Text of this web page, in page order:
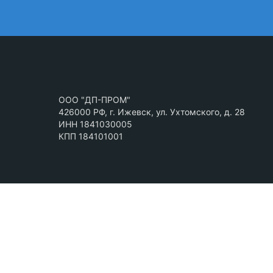
ООО "ДП-ПРОМ"
426000 РФ, г. Ижевск, ул. Ухтомского, д. 28
ИНН 1841030005
КПП 184101001